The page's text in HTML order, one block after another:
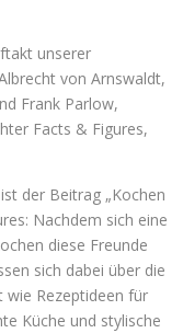
unserer
von Arnswaldt,
Frank Parlow,
Facts & Figures,
der Beitrag „Kochen
Nachdem sich eine
diese Freunde
sich dabei über die
wie Rezeptideen für
Küche und stylische